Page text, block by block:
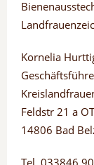
Kornelia
Feldstr 21 a
14806 Bad
Tel. 033846